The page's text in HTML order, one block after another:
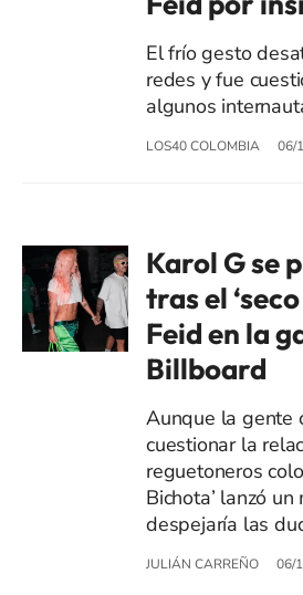
El frío gesto
redes y fue
algunos
LOS40 COLOMBIA 06/
Karol G se
tras el
Feid en la
Billboard
Aunque la gente
cuestionar la
reguetoneros
Bichota’ lanzó
despejaría las
JULIÁN CARREÑO 06/